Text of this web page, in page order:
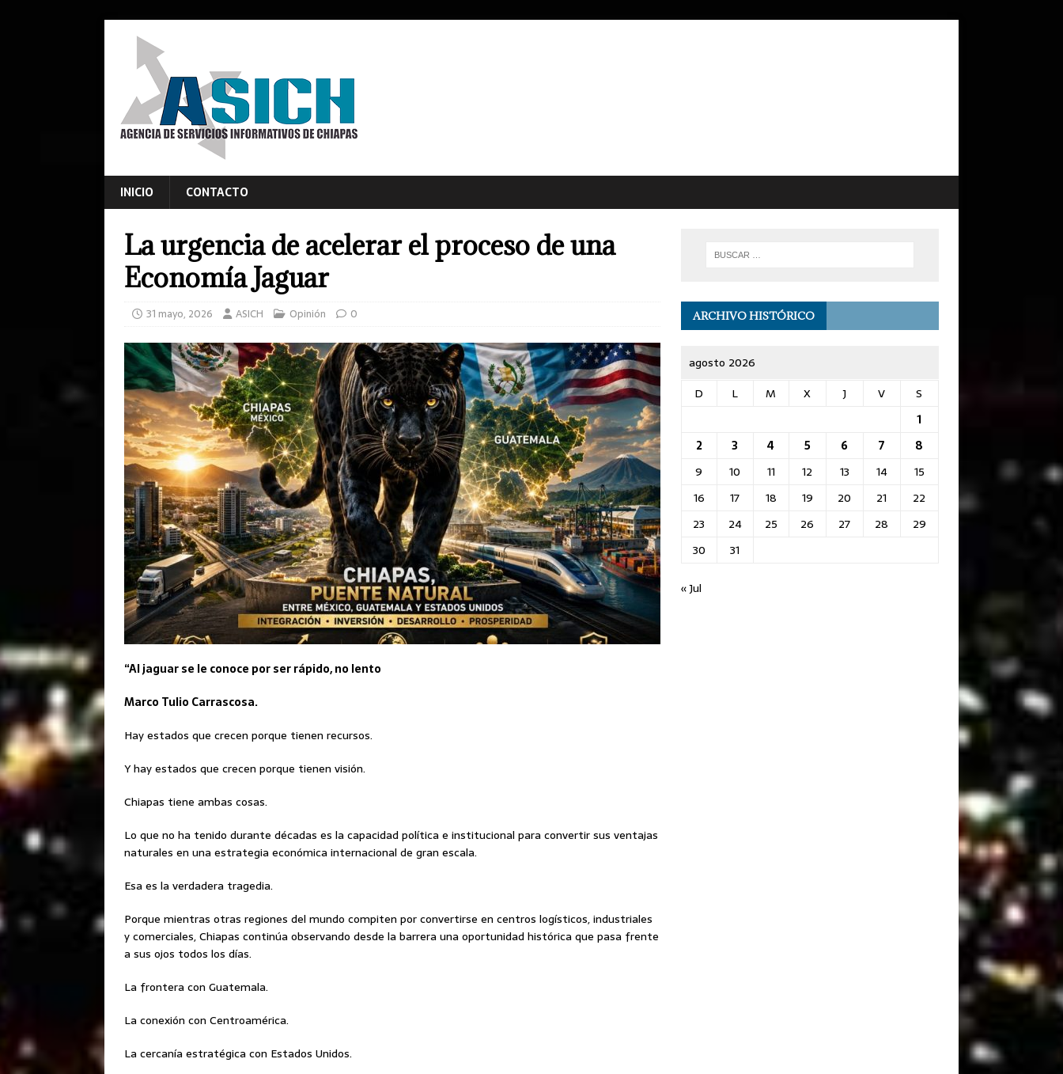
INICIO CONTACTO
La urgencia de acelerar el proceso de una
Economía Jaguar
31 mayo, 2026 ASICH Opinión 0
“Al jaguar se le conoce por ser rápido, no lento
Marco Tulio Carrascosa.
Hay estados que crecen porque tienen recursos.
Y hay estados que crecen porque tienen visión.
Chiapas tiene ambas cosas.
Lo que no ha tenido durante décadas es la capacidad política e institucional para convertir sus ventajas
naturales en una estrategia económica internacional de gran escala.
Esa es la verdadera tragedia.
Porque mientras otras regiones del mundo compiten por convertirse en centros logísticos, industriales
y comerciales, Chiapas continúa observando desde la barrera una oportunidad histórica que pasa frente
a sus ojos todos los días.
La frontera con Guatemala.
La conexión con Centroamérica.
La cercanía estratégica con Estados Unidos.
ARCHIVO HISTÓRICO
agosto 2026
D
L M X J V
S
1
2
3 4 5 6 7
8
9
10 11 12 13 14
15
16
17 18 19 20 21
22
23
24 25 26 27 28
29
30
31
« Jul